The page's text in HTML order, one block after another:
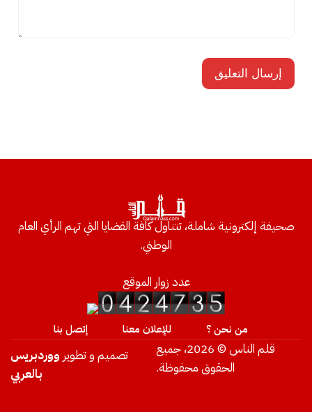
صحيفة إلكترونية شاملة، تتناول كافة القضايا التي تهم الرأي العام
الوطني.
عدد زوار الموقع
من نحن ؟ للإعلان معنا إتصل بنا
قلم الناس © 2026، جميع
الحقوق محفوظة.
تصميم و تطوير ووردبريس
بالعربي